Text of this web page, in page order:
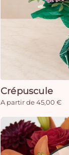
Crépuscule
A partir de 45,00 €